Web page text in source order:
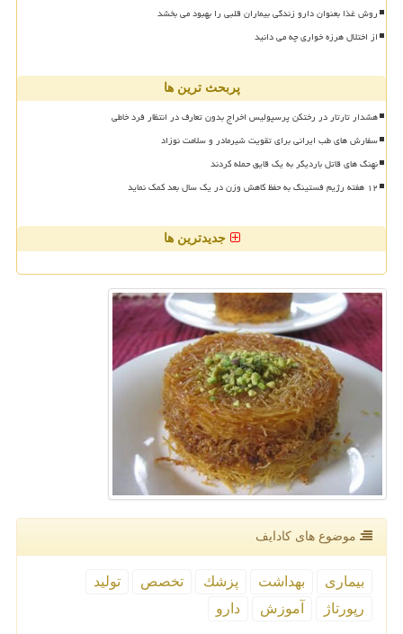
روش غذا بعنوان دارو زندگی بیماران قلبی را بهبود می بخشد
از اختلال هرزه خواری چه می دانید
پربحث ترین ها
هشدار تارتار در رختکن پرسپولیس اخراج بدون تعارف در انتظار فرد خاطی
سفارش های طب ایرانی برای تقویت شیرمادر و سلامت نوزاد
نهنگ های قاتل باردیگر به یک قایق حمله کردند
۱۲ هفته رژیم فستینگ به حفظ کاهش وزن در یک سال بعد کمک نماید
جدیدترین ها
موضوع های كادایف
بیماری بهداشت پزشك تخصص
تولید
رپورتاژ
آموزش دارو